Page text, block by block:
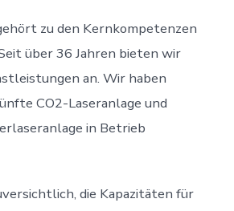
zu den Kernkompetenzen
über 36 Jahren bieten wir
an. Wir haben
CO2-Laseranlage und
in Betrieb
die Kapazitäten für